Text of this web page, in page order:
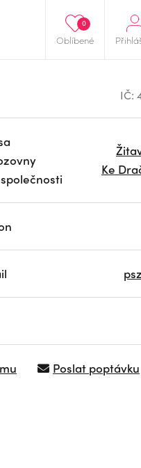
Oblíbené
0
IČ:
Ke
Poslat poptávku